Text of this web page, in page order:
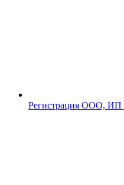
Регистрация ООО, ИП